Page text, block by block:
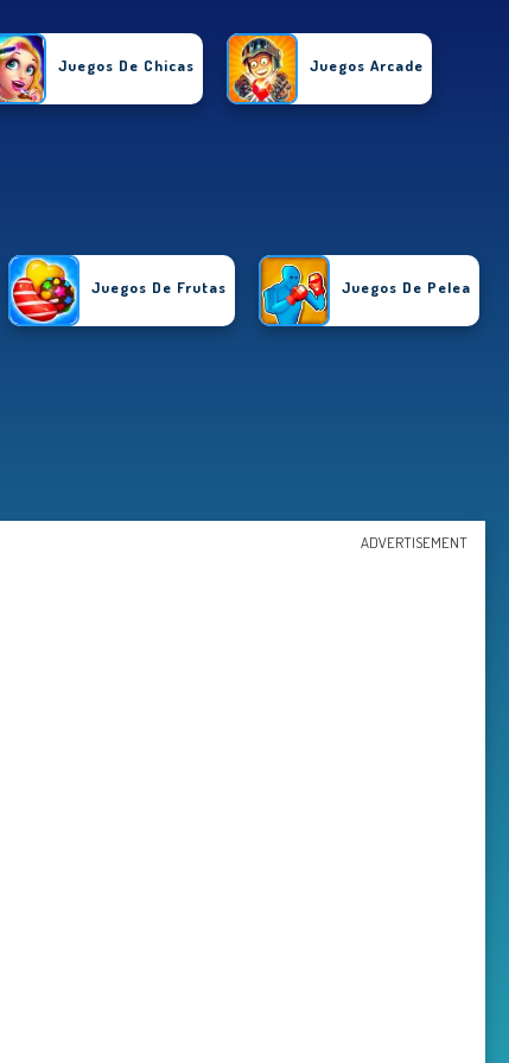
Juegos De Chicas Juegos Arcade
Juegos De Carrera
Juegos De Frutas Juegos De Pelea
ADVERTISEMENT